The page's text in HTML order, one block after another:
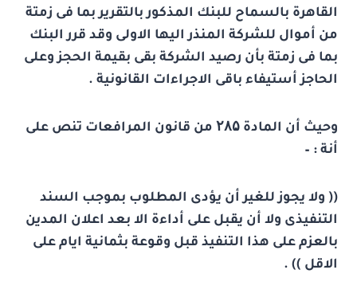
القاهرة بالسماح للبنك المذكور بالتقرير بما فى زمتة
من أموال للشركة المنذر اليها الاولى وقد قرر البنك
بما فى زمتة بأن رصيد الشركة بقى بقيمة الحجز وعلى
الحاجز أستيفاء باقى الاجراءات القانونية .
وحيث أن المادة ۲۸۵ من قانون المرافعات تنص على
أنة : –
(( ولا يجوز للغير أن يؤدى المطلوب بموجب السند
التنفيذى ولا أن يقبل على أداءة الا بعد اعلان المدين
بالعزم على هذا التنفيذ قبل وقوعة بثمانية ايام على
الاقل )) .